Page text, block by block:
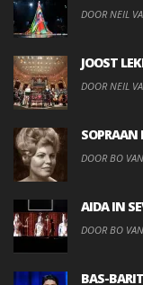
DOOR NEIL
JOOST
DOOR NEIL
SOPRAAN
DOOR BO
AIDA IN
DOOR BO
BAS-